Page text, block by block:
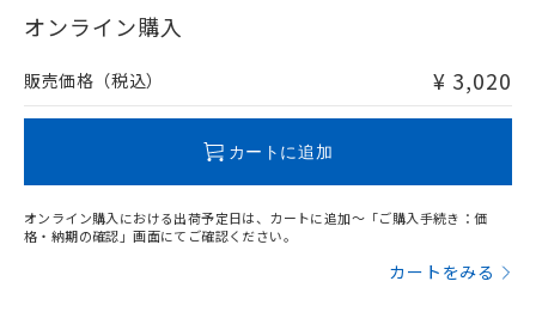
在庫等で未対応品が混在する可能性があります。
問い合わせください。
オンライン購入
販売価格（税込） ¥ 3,020
カートに追加
オンライン購入における出荷予定日は、カートに追加～「ご購入手続き：価
格・納期の確認」画面にてご確認ください。
カートをみる